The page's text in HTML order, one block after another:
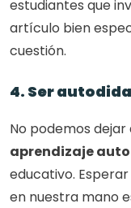
estudiantes que
artículo bien
cuestión.
4. Ser
aprendizaje
educativo.
en nuestra mano